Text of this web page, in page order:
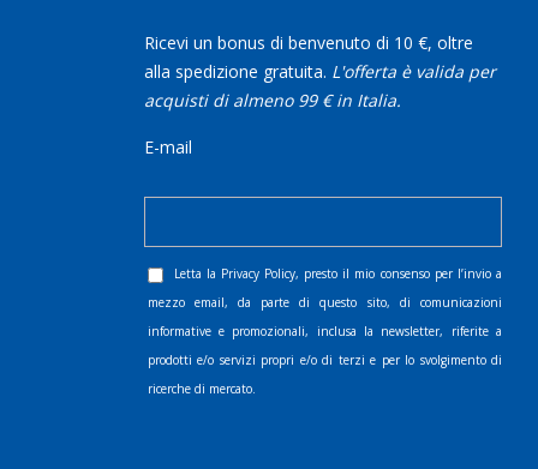
Ricevi un bonus di benvenuto di 10 €, oltre
alla spedizione gratuita. L'offerta è valida per
acquisti di almeno 99 € in Italia.
E-mail
Letta la Privacy Policy, presto il mio consenso per l’invio a
mezzo email, da parte di questo sito, di comunicazioni
informative e promozionali, inclusa la newsletter, riferite a
prodotti e/o servizi propri e/o di terzi e per lo svolgimento di
ricerche di mercato.